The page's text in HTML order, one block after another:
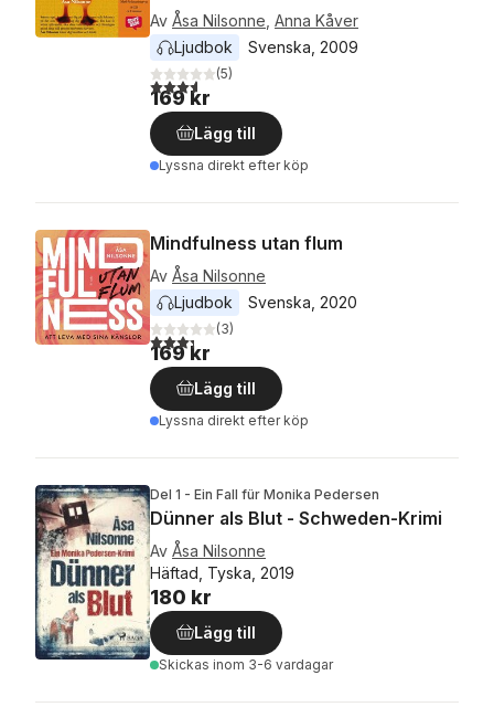
Av Åsa Nilsonne Anna Kåver
Ljudbok
Svenska 2009
3,6utav 5 stjärnor. Totalt antal röster:
(5)
169 kr
Lägg till
Lyssna direkt efter köp
Mindfulness utan flum
Av Åsa Nilsonne
Ljudbok
Svenska 2020
3,3utav 5 stjärnor. Totalt antal röster:
(3)
169 kr
Lägg till
Lyssna direkt efter köp
Del 1 - Ein Fall für Monika Pedersen
Dünner als Blut - Schweden-Krimi
Av Åsa Nilsonne
Häftad, Tyska, 2019
180 kr
Lägg till
Skickas inom 3-6 vardagar